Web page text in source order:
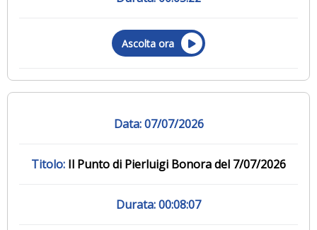
Ascolta ora
07/07/2026
Il Punto di Pierluigi Bonora del 7/07/2026
00:08:07